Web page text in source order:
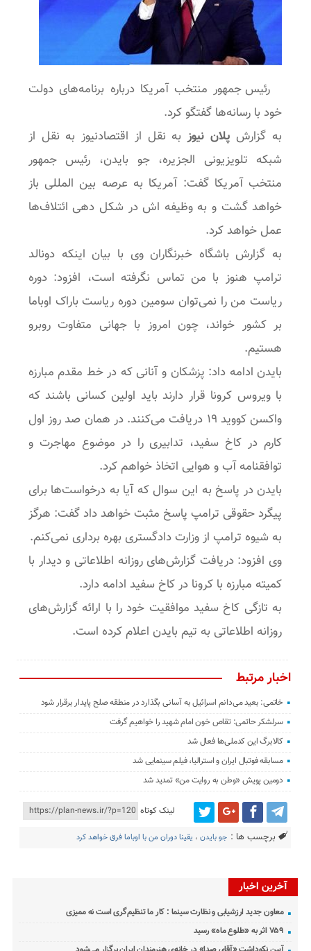
رئیس جمهور منتخب آمریکا درباره برنامه‌های دولت
خود با رسانه‌ها گفتگو کرد.
به گزارش پلان نیوزبه نقل از اقتصادنیوز به نقل از
شبکه تلویزیونی الجزیره، جو بایدن، رئیس جمهور
منتخب آمریکا گفت: آمریکا به عرصه بین المللی باز
خواهد گشت و به وظیفه اش در شکل دهی ائتلاف‌ها
عمل خواهد کرد.
به گزارش باشگاه خبرنگاران وی با بیان اینکه دونالد
ترامپ هنوز با من تماس نگرفته است، افزود: دوره
ریاست من را نمی‌توان سومین دوره ریاست باراک اوباما
بر کشور خواند، چون امروز با جهانی متفاوت روبرو
هستیم.
بایدن ادامه داد: پزشکان و آنانی که در خط مقدم مبارزه
با ویروس کرونا قرار دارند باید اولین کسانی باشند که
واکسن کووید ۱۹ دریافت می‌کنند. در همان صد روز اول
کارم در کاخ سفید، تدابیری را در موضوع مهاجرت و
توافقنامه آب و هوایی اتخاذ خواهم کرد.
بایدن در پاسخ به این سوال که آیا به درخواست‌ها برای
پیگرد حقوقی ترامپ پاسخ مثبت خواهد داد گفت: هرگز
به شیوه ترامپ از وزارت دادگستری بهره برداری نمی‌کنم.
وی افزود: دریافت گزارش‌های روزانه اطلاعاتی و دیدار با
کمیته مبارزه با کرونا در کاخ سفید ادامه دارد.
به تازگی کاخ سفید موافقیت خود را با ارائه گزارش‌های
روزانه اطلاعاتی به تیم بایدن اعلام کرده است.
اخبار مرتبط
خاتمی: بعید می‌دانم اسرائیل به آسانی بگذارد در منطقه صلح پایدار برقرار شود
سرلشکر حاتمی: تقاص خون امام شهید را خواهیم گرفت
کالابرگ این کدملی‌ها فعال شد
مسابقه فوتبال ایران و استرالیا، فیلم سینمایی شد
دومین پویش «وطن به روایت من» تمدید شد
لینک کوتاه
برچسب ها : جو بایدن ، یقینا دوران من با اوباما فرق خواهد کرد
آخرین اخبار
معاون جدید ارزشیابی و نظارت سینما : کار ما تنظیم‌گری است نه ممیزی
۷۵۹ اثر به «طلوع ماه» رسید